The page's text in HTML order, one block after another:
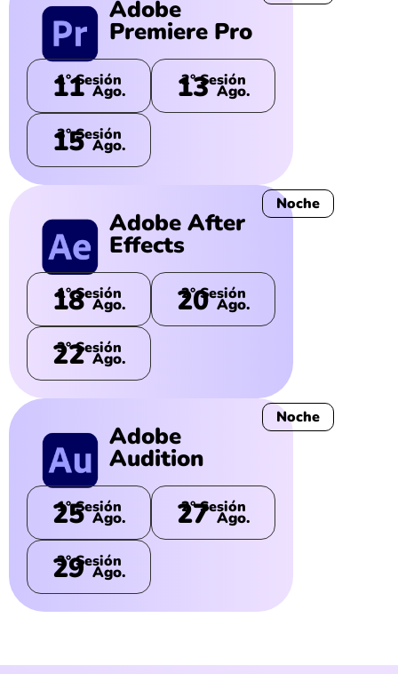
Adobe
Premiere Pro
1° Sesión
11Ago.
2° Sesión
13Ago.
3° Sesión
15Ago.
Adobe After
Effects
Noche
1° Sesión
18Ago.
2° Sesión
20Ago.
3° Sesión
22Ago.
Adobe
Audition
Noche
1° Sesión
25Ago.
2° Sesión
27Ago.
3° Sesión
29Ago.